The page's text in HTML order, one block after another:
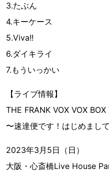
3.たぶん
4.キーケース
5.Viva!!
6.ダイキライ
7.もういっかい
【ライブ情報】
THE FRANK VOX VOX
〜速達便です！はじめまし
2023年3月5日（日）
大阪・心斎橋Live House